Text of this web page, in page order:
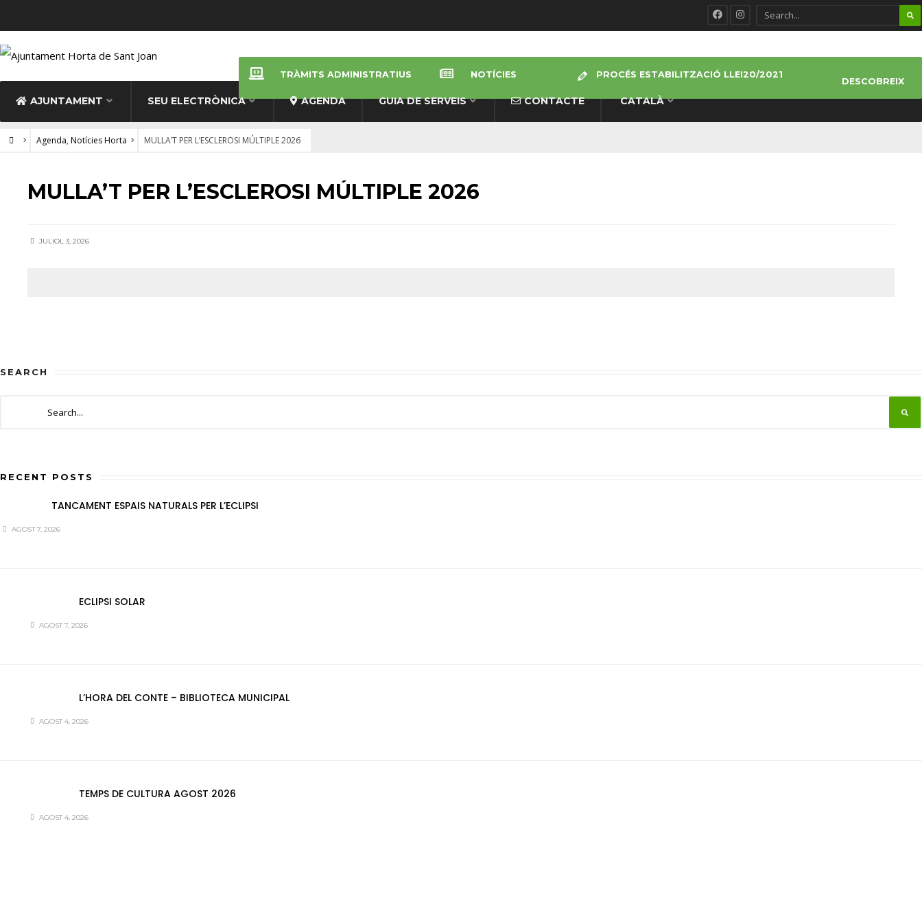
AJUNTAMENT SEU ELECTRÒNICA AGENDA GUIA DE SERVEIS CONTACTE CATALÀ
TRÀMITS ADMINISTRATIUS NOTÍCIES PROCÉS ESTABILITZACIÓ LLEI20/2021
DESCOBREIX
Agenda, Notícies Horta MULLA’T PER L’ESCLEROSI MÚLTIPLE 2026
AGENDA •NOTÍCIES HORTA
MULLA’T PER L’ESCLEROSI MÚLTIPLE 2026
JULIOL 3, 2026
SEARCH
RECENT POSTS
TANCAMENT ESPAIS NATURALS PER L’ECLIPSI
AGOST 7, 2026
ECLIPSI SOLAR
AGOST 7, 2026
L’HORA DEL CONTE – BIBLIOTECA MUNICIPAL
AGOST 4, 2026
TEMPS DE CULTURA AGOST 2026
AGOST 4, 2026